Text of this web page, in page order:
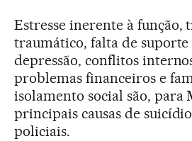
Estresse inerente à função,
traumático, falta de suporte
depressão, conflitos
problemas financeiros e
isolamento social são, para
principais causas de
policiais.